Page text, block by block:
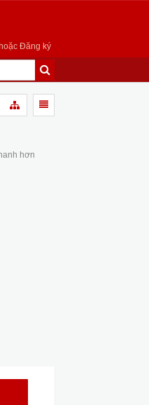
Đăng ký
hơn